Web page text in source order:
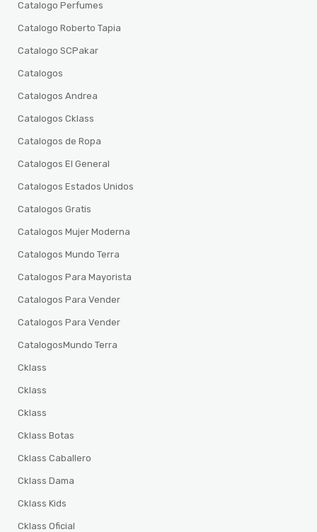
Catalogo Perfumes
Catalogo Roberto Tapia
Catalogo SCPakar
Catalogos
Catalogos Andrea
Catalogos Cklass
Catalogos de Ropa
Catalogos El General
Catalogos Estados Unidos
Catalogos Gratis
Catalogos Mujer Moderna
Catalogos Mundo Terra
Catalogos Para Mayorista
Catalogos Para Vender
Catalogos Para Vender
CatalogosMundo Terra
Cklass
Cklass
Cklass
Cklass Botas
Cklass Caballero
Cklass Dama
Cklass Kids
Cklass Oficial